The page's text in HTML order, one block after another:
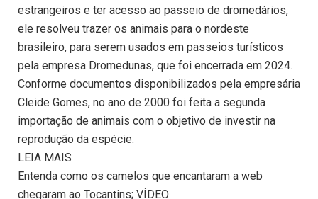
estrangeiros e ter acesso ao passeio de dromedários,
ele resolveu trazer os animais para o nordeste
brasileiro, para serem usados em passeios turísticos
pela empresa Dromedunas, que foi encerrada em 2024.
Conforme documentos disponibilizados pela empresária
Cleide Gomes, no ano de 2000 foi feita a segunda
importação de animais com o objetivo de investir na
reprodução da espécie.
LEIA MAIS
Entenda como os camelos que encantaram a web
chegaram ao Tocantins; VÍDEO